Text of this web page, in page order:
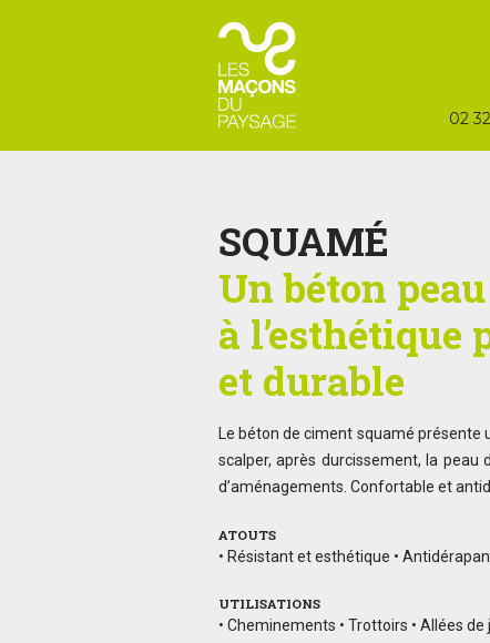
02
SQUAMÉ
Un béton peau
à l’esthétique
et durable
Le béton de ciment squamé présente
scalper, après durcissement, la peau
d’aménagements. Confortable et
ATOUTS
• Résistant et esthétique •
UTILISATIONS
• Cheminements • Trottoirs • Allées